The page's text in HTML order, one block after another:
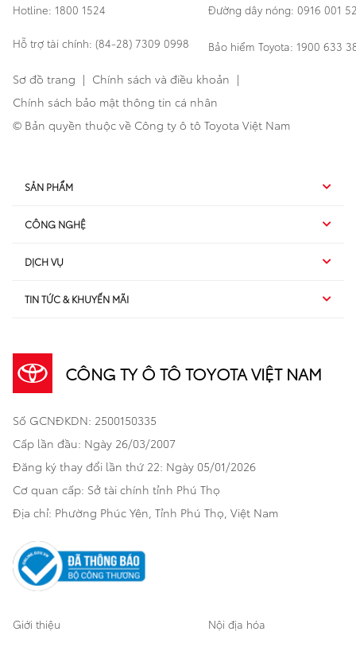
Hotline: 1800 1524 Đường dây nóng: 0916 001
Hỗ trợ tài chính: (84-28) 7309 0998 Bảo hiểm Toyota: 1900 633
Sơ đồ trang | Chính sách và điều khoản |
Chính sách bảo mật thông tin cá nhân
© Bản quyền thuộc về Công ty ô tô Toyota Việt Nam
SẢN PHẨM
Hybrid EV
SUV
Sedan
Bán tải
Hatchback
Thương mại
Khách hàng dự án
CÔNG NGHỆ
Hybrid
TSS
DỊCH VỤ
Dịch vụ sau bán hàng
Bảo hiểm Toyota
Xe đã qua sử dụng
Bảo hành mở rộng
Sản phẩm chính hãng
Cơ sở bảo hành bảo dưỡng
TIN TỨC & KHUYẾN MÃI
Khuyến mãi
Xã hội
Thông tin khác
CÔNG TY Ô TÔ TOYOTA VIỆT NAM
Số GCNĐKDN: 2500150335
Cấp lần đầu: Ngày 26/03/2007
Đăng ký thay đổi lần thứ 22: Ngày 05/01/2026
Cơ quan cấp: Sở tài chính tỉnh Phú Thọ
Địa chỉ: Phường Phúc Yên, Tỉnh Phú Thọ, Việt Nam
Giới thiệu Nội địa hóa